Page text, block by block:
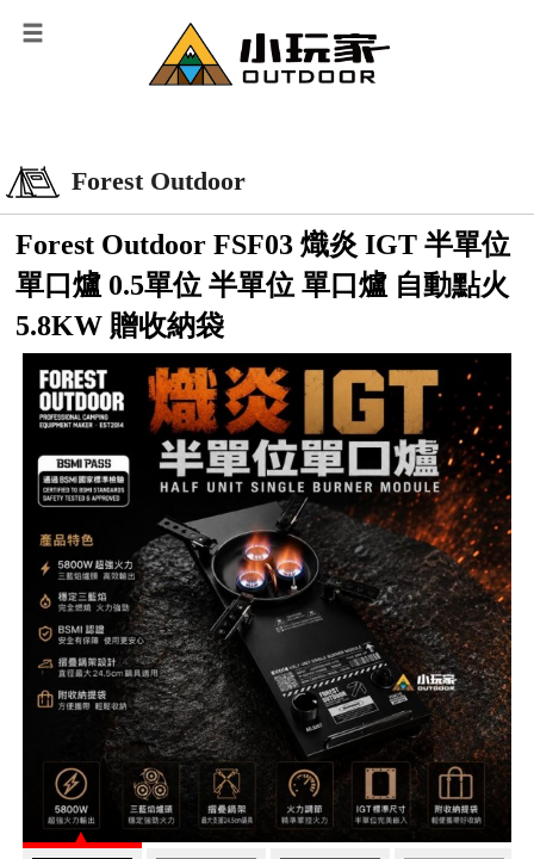
Forest Outdoor
Forest Outdoor FSF03 熾炎 IGT 半單位
單口爐 0.5單位 半單位 單口爐 自動點火
5.8KW 贈收納袋